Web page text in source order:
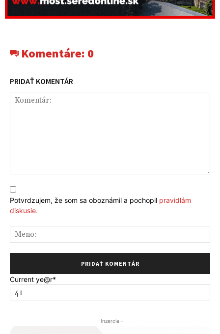
Komentáre: 0
PRIDAŤ KOMENTÁR
Potvrdzujem, že som sa oboznámil a pochopil pravidlám
diskusie.
Current ye@r*
- Inzercia -